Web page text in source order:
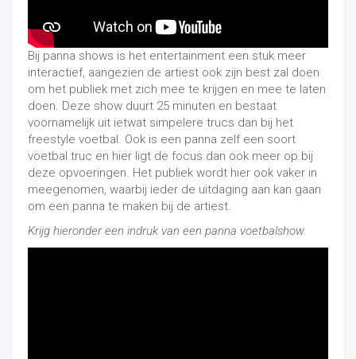
Bij panna shows is het entertainment een stuk meer
interactief, aangezien de artiest ook zijn best zal doen
om het publiek met zich mee te krijgen en mee te laten
doen. Deze show duurt 25 minuten en bestaat
voornamelijk uit ietwat simpelere trucs dan bij het
freestyle voetbal. Ook is een panna zelf een soort
voetbal truc en hier ligt de focus dan ook meer op bij
deze opvoeringen. Het publiek wordt hier ook vaker in
meegenomen, waarbij ieder de uitdaging aan kan gaan
om een panna te maken bij de artiest.
Krijg hieronder een indruk van een panna voetbalshow.